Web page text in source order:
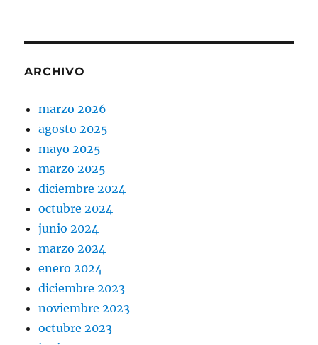
ARCHIVO
marzo 2026
agosto 2025
mayo 2025
marzo 2025
diciembre 2024
octubre 2024
junio 2024
marzo 2024
enero 2024
diciembre 2023
noviembre 2023
octubre 2023